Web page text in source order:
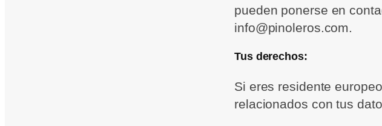
pueden ponerse en
info@pinoleros.com.
Tus derechos:
Si eres residente
relacionados con tus